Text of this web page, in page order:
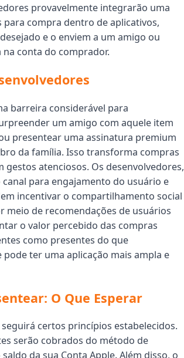
provavelmente integrarão uma
compra dentro de aplicativos,
e o enviem a um amigo ou
conta do comprador.
barreira considerável para
um amigo com aquele item
presentear uma assinatura premium
da família. Isso transforma compras
atenciosos. Os desenvolvedores,
para engajamento do usuário e
incentivar o compartilhamento social
meio de recomendações de usuários
o valor percebido das compras
como presentes do que
ter uma aplicação mais ampla e
O Que Esperar
certos princípios estabelecidos.
serão cobrados do método de
da sua Conta Apple. Além disso, o